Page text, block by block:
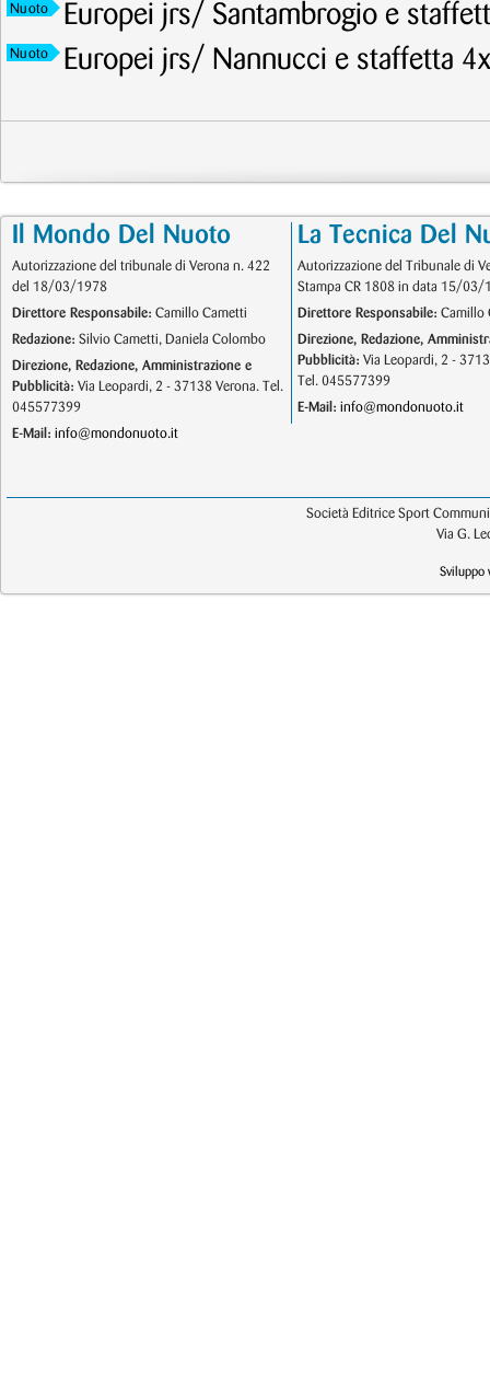
Nuoto Europei jrs/ Santambrogio e
Nuoto Europei jrs/ Nannucci e staffetta
Il Mondo Del Nuoto
Autorizzazione del tribunale di Verona n. 422
del 18/03/1978
Direttore Responsabile: Camillo Cametti
Redazione: Silvio Cametti, Daniela Colombo
Direzione, Redazione, Amministrazione e
Pubblicità: Via Leopardi, 2 - 37138 Verona. Tel.
045577399
E-Mail: info@mondonuoto.it
La Tecnica Del
Autorizzazione del Tribunale di
Stampa CR 1808 in data 15/03/
Direttore Responsabile: Camillo
Direzione, Redazione,
Pubblicità: Via Leopardi, 2 -
Tel. 045577399
E-Mail: info@mondonuoto.it
Società Editrice Sport
Via G.
Sviluppo